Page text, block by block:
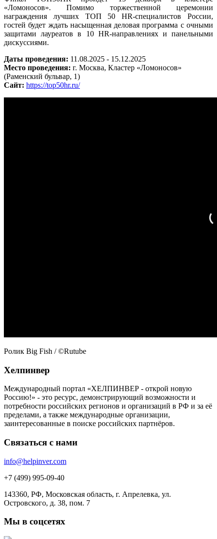
«Ломоносов». Помимо торжественной церемонии
награждения лучших ТОП 50 HR-специалистов России,
гостей будет ждать насыщенная деловая программа с очными
защитами лауреатов в 10 HR-направлениях и панельными
дискуссиями.
Даты проведения: 11.08.2025 - 15.12.2025
Место проведения: г. Москва, Кластер «Ломоносов»
(Раменский бульвар, 1)
Сайт: https://top50hr.ru/
Ролик Big Fish / ©Rutube
Хелпинвер
Международный портал «ХЕЛПИНВЕР - открой новую
Россию!» - это ресурс, демонстрирующий возможности и
потребности российских регионов и организаций в РФ и за её
пределами, а также международные организации,
заинтересованные в поиске российских партнёров.
Связаться с нами
info@helpinver.com
+7 (499) 995-09-40
143360, РФ, Московская область, г. Апрелевка, ул.
Островского, д. 38, пом. 7
Мы в соцсетях